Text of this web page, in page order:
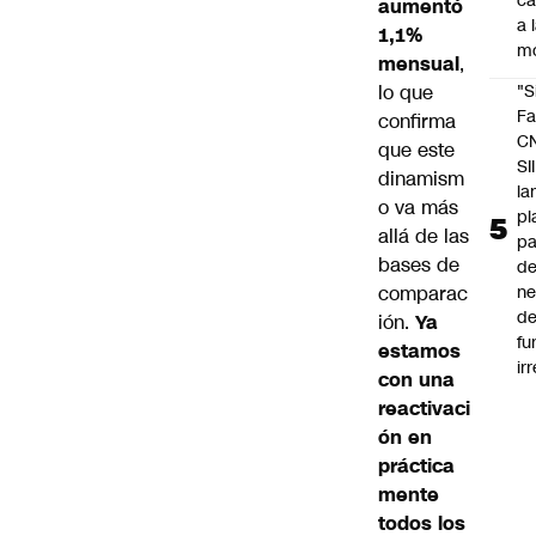
aumentó
1,1%
mensual,
lo que
confirma
que este
dinamism
o va más
allá de las
bases de
comparac
ión. Ya
estamos
con una
reactivaci
ón en
práctica
mente
todos los
a
SII
de